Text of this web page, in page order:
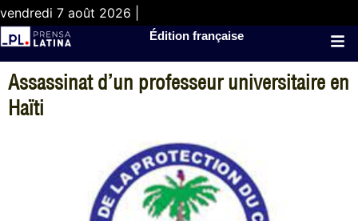
vendredi 7 août 2026 |
Édition française
Assassinat d’un professeur universitaire en
Haïti